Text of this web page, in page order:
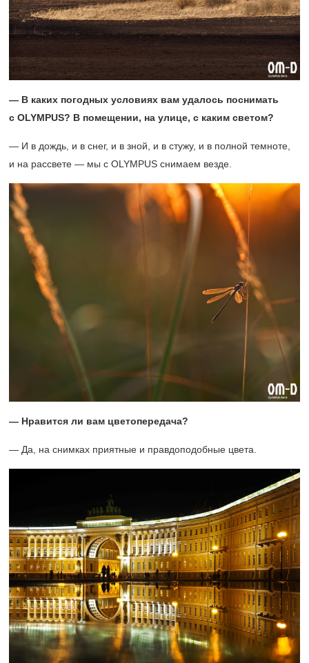
— В каких погодных условиях вам удалось поснимать
с OLYMPUS? В помещении, на улице, с каким светом?
— И в дождь, и в снег, и в зной, и в стужу, и в полной темноте,
и на рассвете — мы с OLYMPUS снимаем везде.
— Нравится ли вам цветопередача?
— Да, на снимках приятные и правдоподобные цвета.